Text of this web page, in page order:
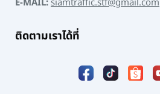
E-MAIL:siamtraffic.stf@gmail.com
ติดตามเราได้ที่